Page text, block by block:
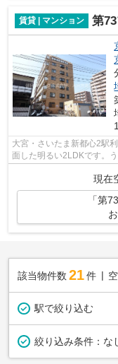
賃貸 | マンション 第
1
大宮・さいたま新都心2駅
面した明るい2LDKです。
現在
「第
該当物件数 21件
駅で絞り込む
絞り込み条件： な